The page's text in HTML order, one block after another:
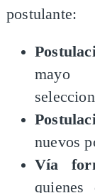
postulante:
mayo
nuevos
Vía
quienes